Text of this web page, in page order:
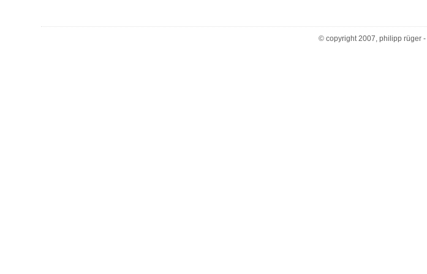
© copyright 2007, philipp rüger -